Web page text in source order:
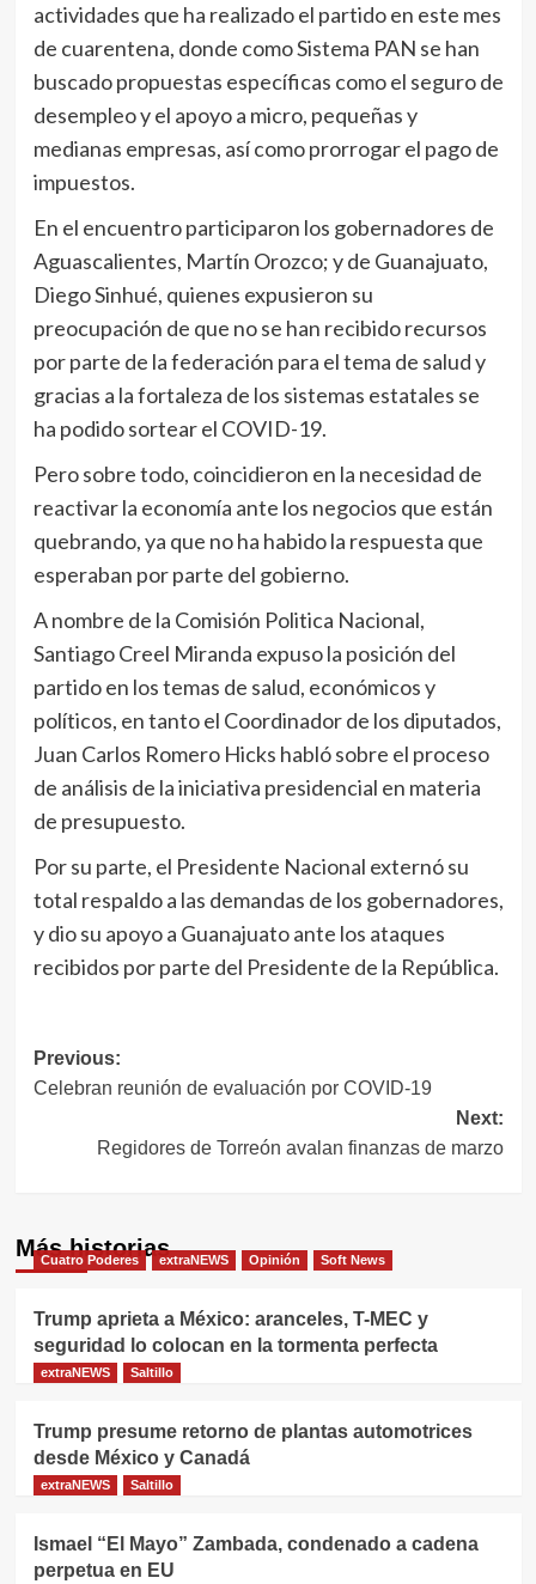
actividades que ha realizado el partido en este mes
de cuarentena, donde como Sistema PAN se han
buscado propuestas específicas como el seguro de
desempleo y el apoyo a micro, pequeñas y
medianas empresas, así como prorrogar el pago de
impuestos.
En el encuentro participaron los gobernadores de
Aguascalientes, Martín Orozco; y de Guanajuato,
Diego Sinhué, quienes expusieron su
preocupación de que no se han recibido recursos
por parte de la federación para el tema de salud y
gracias a la fortaleza de los sistemas estatales se
ha podido sortear el COVID-19.
Pero sobre todo, coincidieron en la necesidad de
reactivar la economía ante los negocios que están
quebrando, ya que no ha habido la respuesta que
esperaban por parte del gobierno.
A nombre de la Comisión Politica Nacional,
Santiago Creel Miranda expuso la posición del
partido en los temas de salud, económicos y
políticos, en tanto el Coordinador de los diputados,
Juan Carlos Romero Hicks habló sobre el proceso
de análisis de la iniciativa presidencial en materia
de presupuesto.
Por su parte, el Presidente Nacional externó su
total respaldo a las demandas de los gobernadores,
y dio su apoyo a Guanajuato ante los ataques
recibidos por parte del Presidente de la República.
Navegación
de
entradas
Previous:
Celebran reunión de evaluación por COVID-19
Next:
Regidores de Torreón avalan finanzas de marzo
Más historias
Cuatro Poderes extraNEWS Opinión Soft News
Trump aprieta a México: aranceles, T-MEC y
seguridad lo colocan en la tormenta perfecta
extraNEWS Saltillo
Trump presume retorno de plantas automotrices
desde México y Canadá
extraNEWS Saltillo
Ismael “El Mayo” Zambada, condenado a cadena
perpetua en EU